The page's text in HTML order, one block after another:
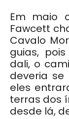
Em maio
Fawcett
Cavalo
guias,
dali, o
deveria se
eles
terras dos
desde lá,